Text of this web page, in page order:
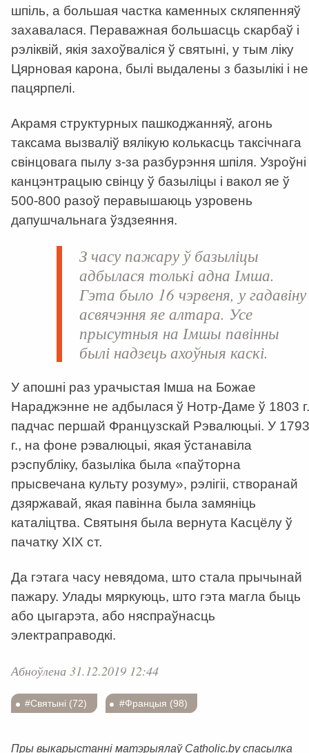
шпіль, а большая частка каменных скляпенняў
захавалася. Пераважная большасць скарбаў і
рэліквій, якія захоўваліся ў святыні, у тым ліку
Цярновая карона, былі выдалены з базылікі і не
пацярпелі.
Акрамя структурных пашкоджанняў, агонь
таксама вызваліў вялікую колькасць таксічнага
свінцовага пылу з-за разбурэння шпіля. Узроўні
канцэнтрацыю свінцу ў базыліцы і вакол яе ў
500-800 разоў перавышаюць узровень
дапушчальнага ўздзеяння.
З часу пажару ў базыліцы
адбылася толькі адна Імша.
Гэта было 16 чэрвеня, у гадавіну
асвячэння яе алтара. Усе
прысутныя на Імшы павінны
былі надзець ахоўныя каскі.
У апошні раз урачыстая Імша на Божае
Нараджэнне не адбылася ў Нотр-Даме ў 1803
падчас першай Французскай Рэвалюцыі. У 1793
г., на фоне рэвалюцыі, якая ўстанавіла
рэспубліку, базыліка была «паўторна
прысвечана культу розуму», рэлігіі, створанай
дзяржавай, якая павінна была замяніць
каталіцтва. Святыня была вернута Касцёлу ў
пачатку ХІХ ст.
Да гэтага часу невядома, што стала прычынай
пажару. Улады мяркуюць, што гэта магла быць
або цыгарэта, або няспраўнасць
электраправодкі.
Абноўлена 31.12.2019 12:44
#Святыні (72) #Францыя (98)
Пры выкарыстанні матэрыялаў Catholic.by спасылка